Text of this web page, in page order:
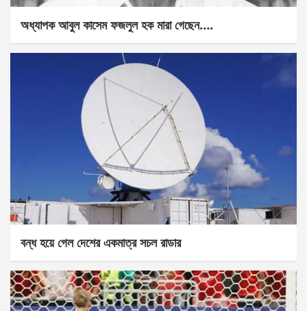
অধ্যাপক আবুল কাসেম ফজলুল হক মারা গেছেন….
বন্ধ হয়ে গেল দেশের একমাত্র সচল রাডার